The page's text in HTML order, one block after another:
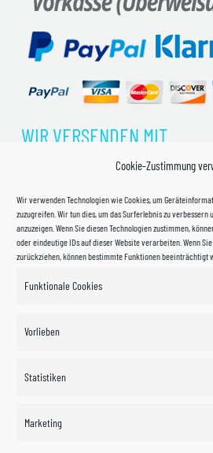
Cookie-Zustimmung
Wir verwenden Technologien wie Cookies, um
zuzugreifen. Wir tun dies, um das Surferlebnis zu verbessern
anzuzeigen. Wenn Sie diesen Technologien zustimmen,
oder eindeutige IDs auf dieser Website verarbeiten. Wenn
zurückziehen, können bestimmte Funktionen beeinträchtigt
Funktionale Cookies
Vorlieben
Statistiken
Marketing
WIR VERSENDEN MIT